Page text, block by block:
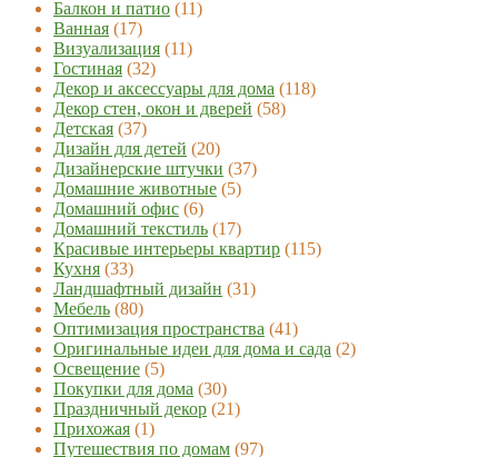
Балкон и патио (11)
Ванная (17)
Визуализация (11)
Гостиная (32)
Декор и аксессуары для дома (118)
Декор стен, окон и дверей (58)
Детская (37)
Дизайн для детей (20)
Дизайнерские штучки (37)
Домашние животные (5)
Домашний офис (6)
Домашний текстиль (17)
Красивые интерьеры квартир (115)
Кухня (33)
Ландшафтный дизайн (31)
Мебель (80)
Оптимизация пространства (41)
Оригинальные идеи для дома и сада (2)
Освещение (5)
Покупки для дома (30)
Праздничный декор (21)
Прихожая (1)
Путешествия по домам (97)